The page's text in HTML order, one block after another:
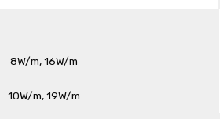
8W/m, 16W/m
10W/m, 19W/m